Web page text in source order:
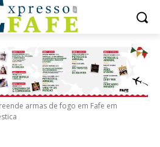
armas de fogo em Fafe em